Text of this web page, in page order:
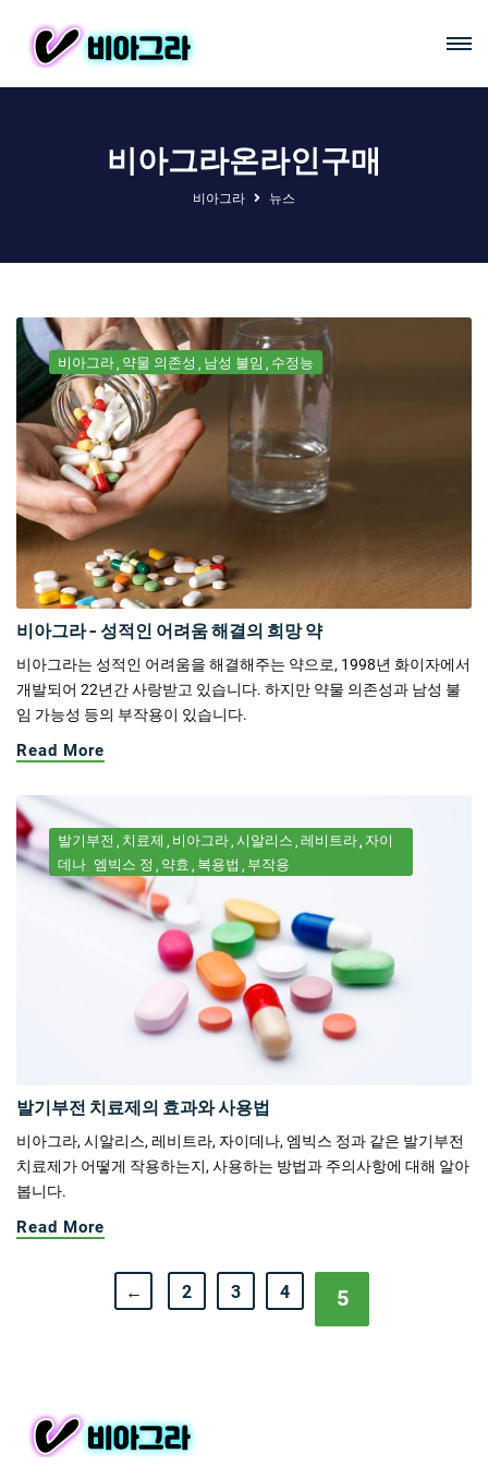
비아그라온라인구매
비아그라 뉴스
비아그라 약물 의존성 남성 불임 수정능
비아그라 - 성적인 어려움 해결의 희망 약
비아그라는 성적인 어려움을 해결해주는 약으로, 1998년 화이자에서
개발되어 22년간 사랑받고 있습니다. 하지만 약물 의존성과 남성 불
임 가능성 등의 부작용이 있습니다.
Read More
발기부전 치료제 비아그라 시알리스 레비트라 자이
데나 엠빅스 정 약효 복용법 부작용
발기부전 치료제의 효과와 사용법
비아그라, 시알리스, 레비트라, 자이데나, 엠빅스 정과 같은 발기부전
치료제가 어떻게 작용하는지, 사용하는 방법과 주의사항에 대해 알아
봅니다.
Read More
← 2 3 4 5